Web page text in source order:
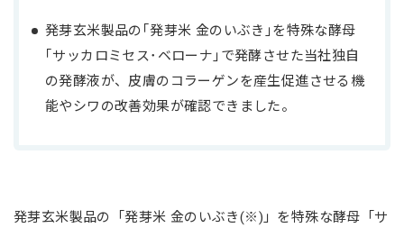
発芽玄米製品の｢発芽米 金のいぶき｣を特殊な酵母
｢サッカロミセス･ベローナ｣で発酵させた当社独自
の発酵液が、皮膚のコラーゲンを産生促進させる機
能やシワの改善効果が確認できました。
発芽玄米製品の「発芽米 金のいぶき(※)」を特殊な酵母「サ